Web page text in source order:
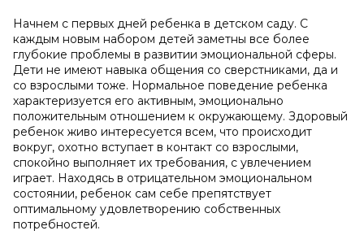
Начнем с первых дней ребенка в детском саду. С
каждым новым набором детей заметны все более
глубокие проблемы в развитии эмоциональной сферы.
Дети не имеют навыка общения со сверстниками, да и
со взрослыми тоже. Нормальное поведение ребенка
характеризуется его активным, эмоционально
положительным отношением к окружающему. Здоровый
ребенок живо интересуется всем, что происходит
вокруг, охотно вступает в контакт со взрослыми,
спокойно выполняет их требования, с увлечением
играет. Находясь в отрицательном эмоциональном
состоянии, ребенок сам себе препятствует
оптимальному удовлетворению собственных
потребностей.